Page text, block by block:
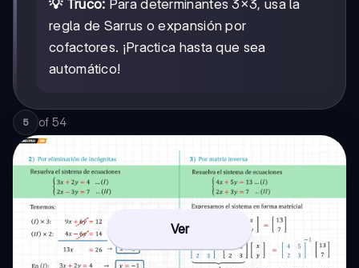
💡 Truco: Para determinantes 3×3, usa la
regla de Sarrus o expansión por
cofactores. ¡Practica hasta que sea
automático!
5 of 54
Ver